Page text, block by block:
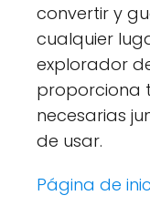
convertir y
cualquier
explorador
proporciona
necesarias
de usar.
Página de